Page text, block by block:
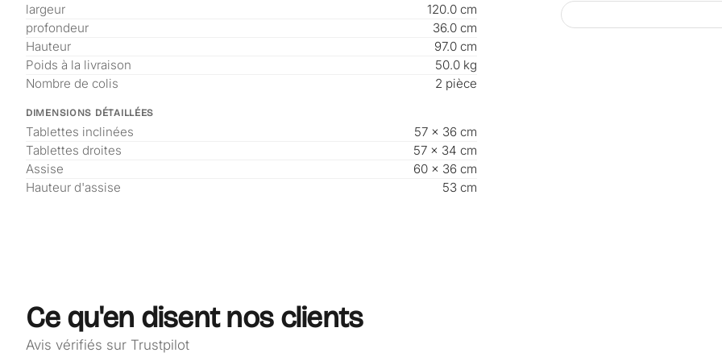
- rembourrage :
largeur
120.0 cm
profondeur
36.0 cm
Hauteur
97.0 cm
Poids à la livraison
50.0 kg
Nombre de colis
2 pièce
DIMENSIONS DÉTAILLÉES
Tablettes inclinées
57 × 36 cm
Tablettes droites
57 × 34 cm
Assise
60 × 36 cm
Hauteur d'assise
53 cm
Ce qu'en disent nos clients
Avis vérifiés sur Trustpilot